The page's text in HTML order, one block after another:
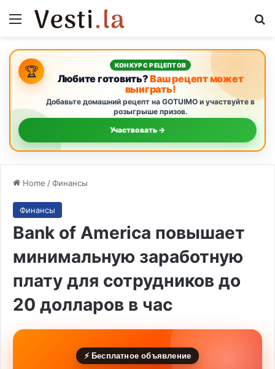
Menu
🏆 КОНКУРС РЕЦЕПТОВ
Любите готовить?Ваш рецепт может
выиграть!
Добавьте домашний рецепт на GOTUIMO и участвуйте в
розыгрыше призов.
Участвовать →
Home /Финансы
Финансы
Bank of America повышает
минимальную заработную
плату для сотрудников до
20 долларов в час
⚡ Бесплатное объявление